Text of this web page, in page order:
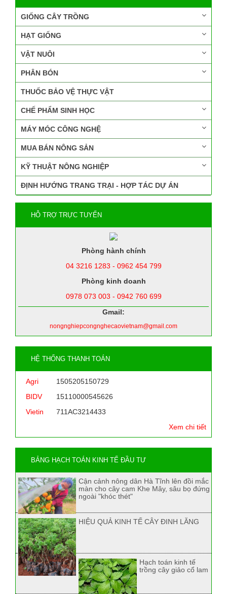
GIỐNG CÂY TRỒNG
HẠT GIỐNG
VẬT NUÔI
PHÂN BÓN
THUỐC BẢO VỆ THỰC VẬT
CHẾ PHẨM SINH HỌC
MÁY MÓC CÔNG NGHỆ
MUA BÁN NÔNG SẢN
KỸ THUẬT NÔNG NGHIỆP
ĐỊNH HƯỚNG TRANG TRẠI - HỢP TÁC DỰ ÁN
HỖ TRỢ TRỰC TUYẾN
Phòng hành chính
04 3216 1283 - 0962 454 799
Phòng kinh doanh
0978 073 003 - 0942 760 699
Gmail:
nongnghiepcongnghecaovietnam@gmail.com
HỆ THỐNG THANH TOÁN
Agri
1505205150729
BIDV
15110000545626
Vietin
711AC3214433
Xem chi tiết
BẢNG HẠCH TOÁN KINH TẾ ĐẦU TƯ
Cận cảnh nông dân Hà Tĩnh lên đồi mắc
màn cho cây cam Khe Mây, sâu bọ đứng
ngoài "khóc thét"
HIỆU QUẢ KINH TẾ CÂY ĐINH LĂNG
Hạch toán kinh tế
trồng cây giảo cổ lam